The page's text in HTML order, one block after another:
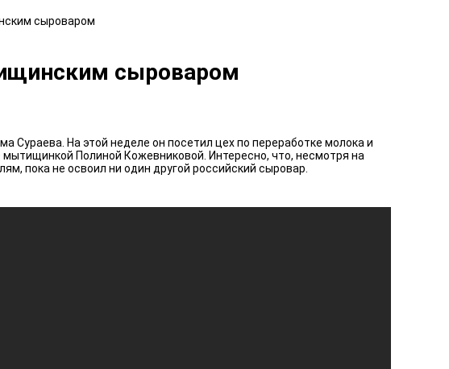
сыроваром
сыроваром
На этой неделе он посетил цех по переработке молока и
Полиной Кожевниковой. Интересно, что, несмотря на
пока не освоил ни один другой российский сыровар.